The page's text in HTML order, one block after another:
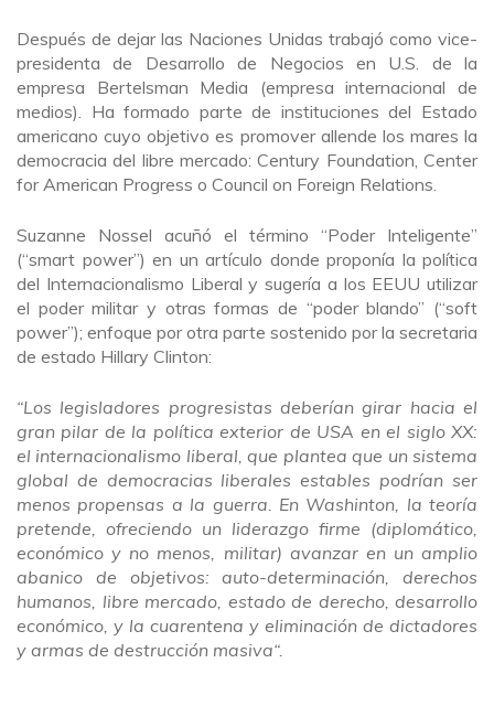
Después de dejar las Naciones Unidas trabajó como vice-
presidenta de Desarrollo de Negocios en U.S. de la
empresa Bertelsman Media (empresa internacional de
medios). Ha formado parte de instituciones del Estado
americano cuyo objetivo es promover allende los mares la
democracia del libre mercado: Century Foundation, Center
for American Progress o Council on Foreign Relations.
Suzanne Nossel acuñó el término “Poder Inteligente”
(“smart power”) en un artículo donde proponía la política
del Internacionalismo Liberaly sugería a los EEUU utilizar
el poder militar y otras formas de “poder blando” (“soft
power”); enfoque por otra parte sostenido por la secretaria
de estado Hillary Clinton:
“Los legisladores progresistas deberían girar hacia el
gran pilar de la política exterior de USA en el siglo XX:
el internacionalismo liberal, que plantea que un sistema
global de democracias liberales estables podrían ser
menos propensas a la guerra. En Washinton, la teoría
pretende, ofreciendo un liderazgo firme (diplomático,
económico y no menos, militar) avanzar en un amplio
abanico de objetivos: auto-determinación, derechos
humanos, libre mercado, estado de derecho, desarrollo
económico, y la cuarentena y eliminación de dictadores
y armas de destrucción masiva“.